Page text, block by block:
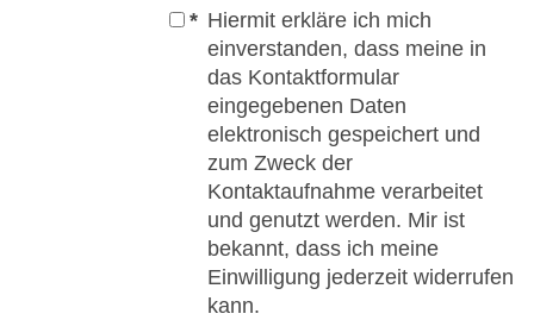
* Hiermit erkläre ich mich
einverstanden, dass meine in
das Kontaktformular
eingegebenen Daten
elektronisch gespeichert und
zum Zweck der
Kontaktaufnahme verarbeitet
und genutzt werden. Mir ist
bekannt, dass ich meine
Einwilligung jederzeit widerrufen
kann.